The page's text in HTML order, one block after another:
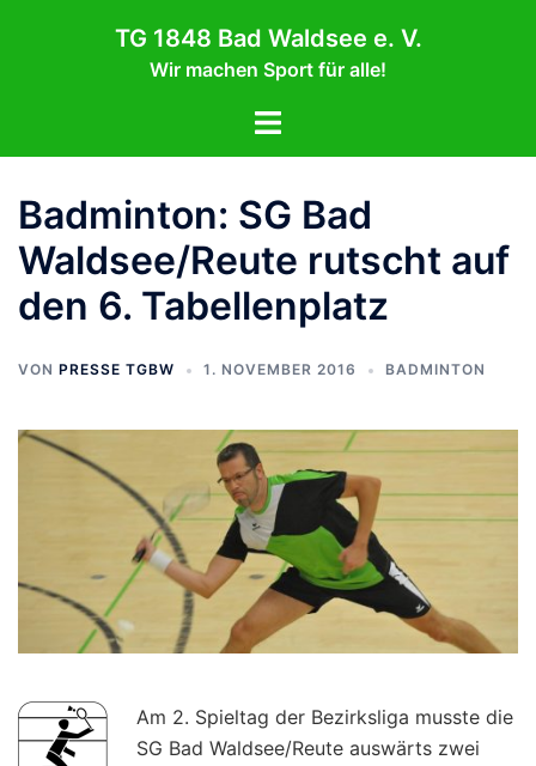
TG 1848 Bad Waldsee e. V.
Wir machen Sport für alle!
Menü
Badminton: SG Bad
Waldsee/Reute rutscht auf
den 6. Tabellenplatz
VON PRESSE TGBW 1. NOVEMBER 2016 BADMINTON
Am 2. Spieltag der Bezirksliga musste die
SG Bad Waldsee/Reute auswärts zwei